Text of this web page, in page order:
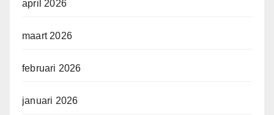
april 2026
maart 2026
februari 2026
januari 2026